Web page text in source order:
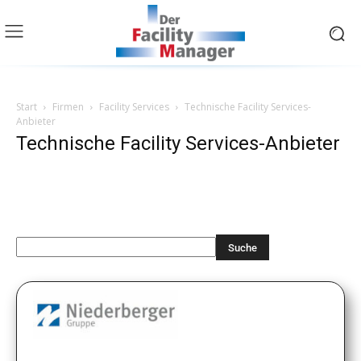
Start Firmen Facility Services
Technische Facility Services-
Anbieter
Technische Facility Services-Anbieter